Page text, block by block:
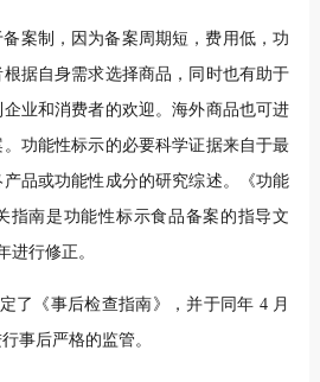
案制，因为备案周期短，费用低，功
据自身需求选择商品，同时也有助于
业和消费者的欢迎。海外商品也可进
功能性标示的必要科学证据来自于最
品或功能性成分的研究综述。《功能
指南是功能性标示食品备案的指导文
进行修正。
了《事后检查指南》，并于同年 4 月
事后严格的监管。